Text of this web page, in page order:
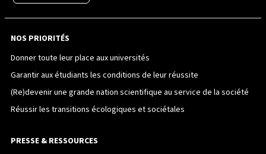
NOS PRIORITÉS
Donner toute leur place aux universités
Garantir aux étudiants les conditions de leur réussite
(Re)devenir une grande nation scientifique au service de la société
Réussir les transitions écologiques et sociétales
PRESSE & RESSOURCES